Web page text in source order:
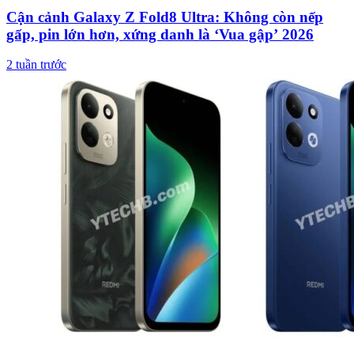
Cận cảnh Galaxy Z Fold8 Ultra: Không còn nếp
gấp, pin lớn hơn, xứng danh là ‘Vua gập’ 2026
2 tuần trước